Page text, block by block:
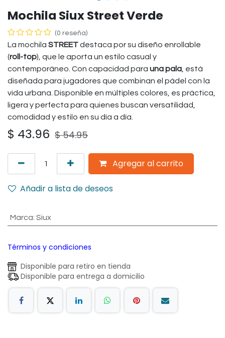
Mochila Siux Street Verde
(0 reseña)
La mochila STREETdestaca por su diseño enrollable
(roll-top), que le aporta un estilo casual y
contemporáneo. Con capacidad para una pala , está
diseñada para jugadores que combinan el pádel con la
vida urbana. Disponible en múltiples colores, es práctica,
ligera y perfecta para quienes buscan versatilidad,
comodidad y estilo en su día a día.
$ 43.96 $54.95
Agregar al carrito
Añadir a lista de deseos
Marca: Siux
Términos y condiciones
Disponible para retiro en tienda
Disponible para entrega a domicilio